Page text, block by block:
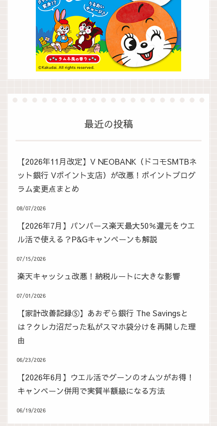
最近の投稿
【2026年11月改定】V NEOBANK（ドコモSMTBネ
ット銀行 Vポイント支店）が改悪！ポイントプログ
ラム変更点まとめ
08/07/2026
【2026年7月】パンパース楽天最大50％還元をウエ
ル活で使える？P&Gキャンペーンも解説
07/15/2026
楽天キャッシュ改悪！納税ルートに大きな影響
07/01/2026
【家計改善記録⑤】あおぞら銀行 The Savingsと
は？クレカ沼だった私がスマホ袋分けを再開した理
由
06/23/2026
【2026年6月】ウエル活でグーンのオムツがお得！
キャンペーン併用で実質半額級になる方法
06/19/2026